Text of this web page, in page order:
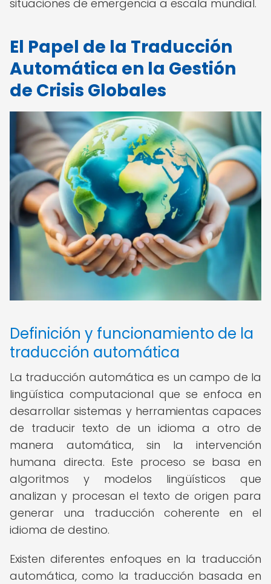
situaciones de emergencia a escala mundial.
El Papel de la Traducción
Automática en la Gestión
de Crisis Globales
Definición y funcionamiento de la
traducción automática
La traducción automática es un campo de la
lingüística computacional que se enfoca en
desarrollar sistemas y herramientas capaces
de traducir texto de un idioma a otro de
manera automática, sin la intervención
humana directa. Este proceso se basa en
algoritmos y modelos lingüísticos que
analizan y procesan el texto de origen para
generar una traducción coherente en el
idioma de destino.
Existen diferentes enfoques en la traducción
automática, como la traducción basada en